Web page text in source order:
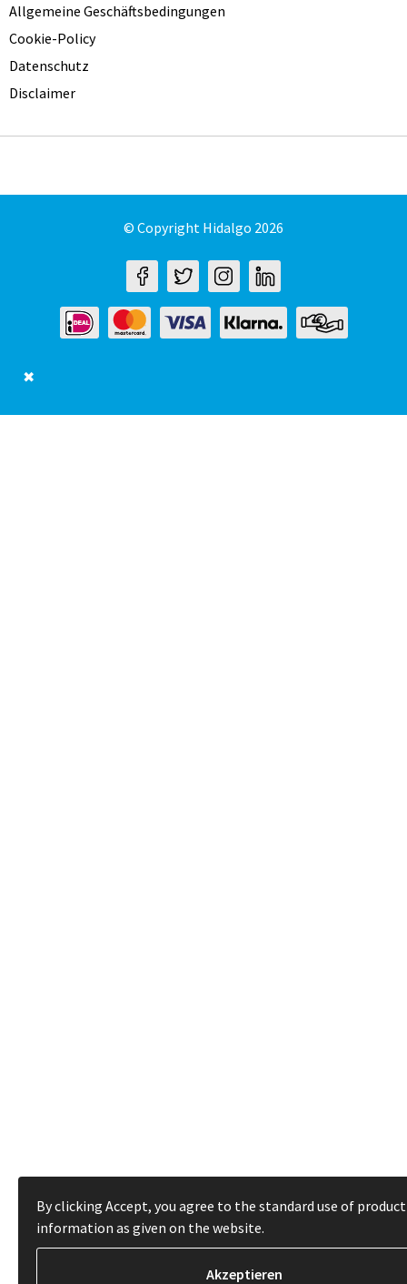
Allgemeine Geschäftsbedingungen
Cookie-Policy
Datenschutz
Disclaimer
© Copyright Hidalgo 2026
✖
By clicking Accept, you agree to the standard use of product
information as given on the website.